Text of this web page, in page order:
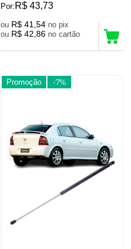
Por: R$ 43,73
ou R$ 41,54
no pix
ou R$ 42,86 no cartão
Promoção -7%